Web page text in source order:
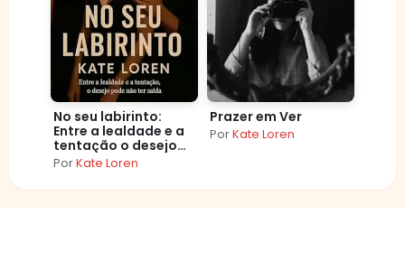
No seu labirinto:
Entre a lealdade e a
tentação o desejo
pode não ter saída
PorKate Loren
Prazer em Ver
PorKate Loren